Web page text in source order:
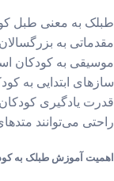
به معنی طبل
به بزرگسالان
به کودکان
ابتدایی به
یادگیری کودکان
می‌توانند متدهای
آموزش طبلک به